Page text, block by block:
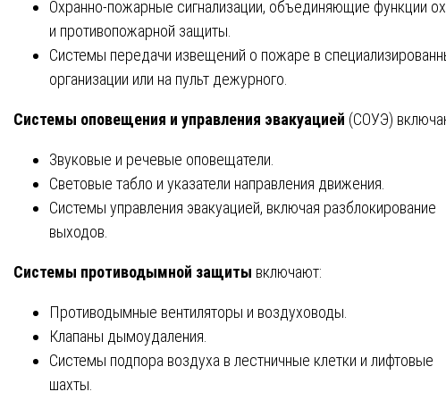
Охранно-пожарные сигнализации, объединяющие функции
и противопожарной защиты.
Системы передачи извещений о пожаре в
организации или на пульт дежурного.
Системы оповещения и управления эвакуацией (СОУЭ)
Звуковые и речевые оповещатели.
Световые табло и указатели направления движения.
Системы управления эвакуацией, включая разблокирование
выходов.
Системы противодымной защиты включают:
Противодымные вентиляторы и воздуховоды.
Клапаны дымоудаления.
Системы подпора воздуха в лестничные клетки и лифтовые
шахты.